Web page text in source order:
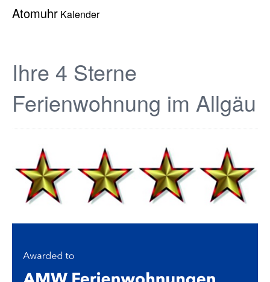
Atomuhr Kalender
Ihre 4 Sterne
Ferienwohnung im Allgäu